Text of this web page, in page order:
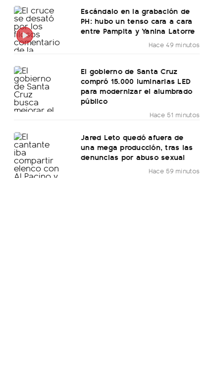
Escándalo en la grabación de
PH: hubo un tenso cara a cara
entre Pampita y Yanina Latorre
Hace 49 minutos
El gobierno de Santa Cruz
compró 15.000 luminarias LED
para modernizar el alumbrado
público
Hace 51 minutos
Jared Leto quedó afuera de
una mega producción, tras las
denuncias por abuso sexual
Hace 59 minutos